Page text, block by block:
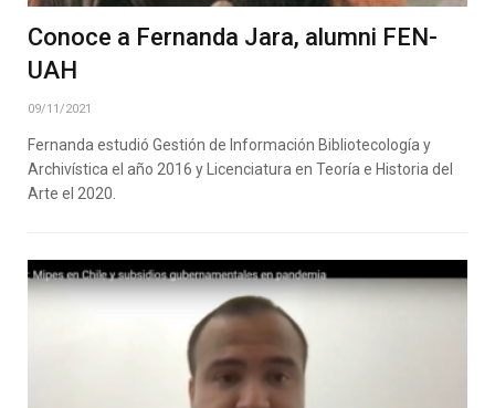
Conoce a Fernanda Jara, alumni FEN-
UAH
09/11/2021
Fernanda estudió Gestión de Información Bibliotecología y
Archivística el año 2016 y Licenciatura en Teoría e Historia del
Arte el 2020.